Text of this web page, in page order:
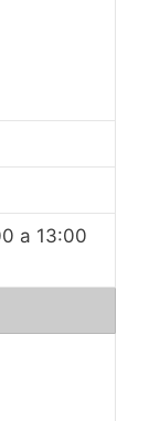
a 13:00